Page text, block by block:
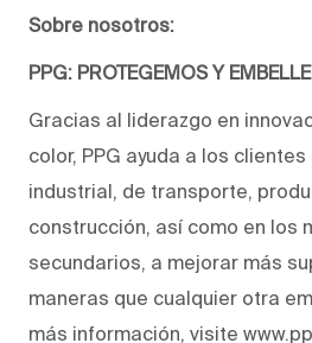
Sobre nosotros:
PPG: PROTEGEMOS Y
Gracias al liderazgo en
color, PPG ayuda a los
industrial, de transporte,
construcción, así como en los
secundarios, a mejorar más
maneras que cualquier otra
más información, visite